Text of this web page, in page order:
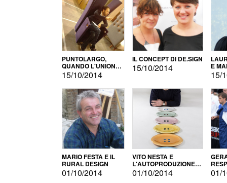
PUNTOLARGO,
QUANDO L'UNIONE
FA LA FORZA E
VINCE
15/10/2014
IL CONCEPT DI DE.SIGN
15/10/2014 E
15/
MARIO FESTA E IL
RURAL DESIGN
01/10/2014
VITO NESTA E
L'AUTOPRODUZIONE
COME RECUPERO DEI
SIMBOLI
01/10/2014 01/